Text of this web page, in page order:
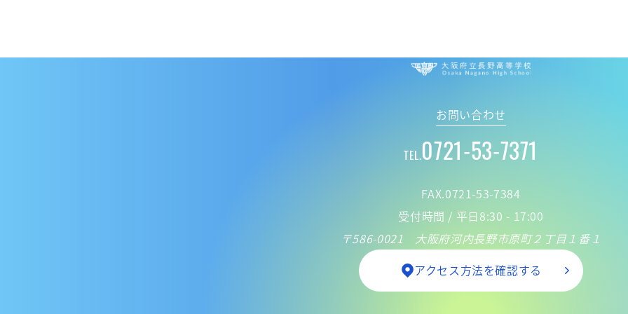
大阪府立 長野高
お問い合わせ
TEL.0721-53-7371
FAX.0721-53-7384
受付時間 / 平日8:30 - 17:00
〒586-0021 大阪府河内長野市原町２丁目１番１
アクセス方法を確認する